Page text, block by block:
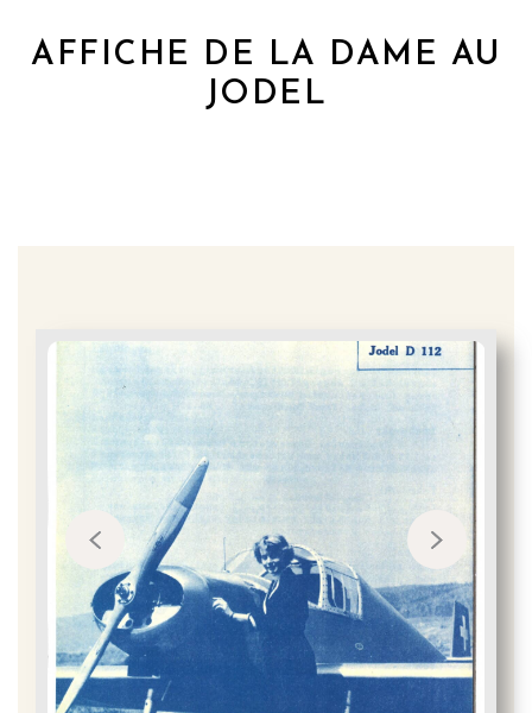
AFFICHE DE LA DAME AU
JODEL